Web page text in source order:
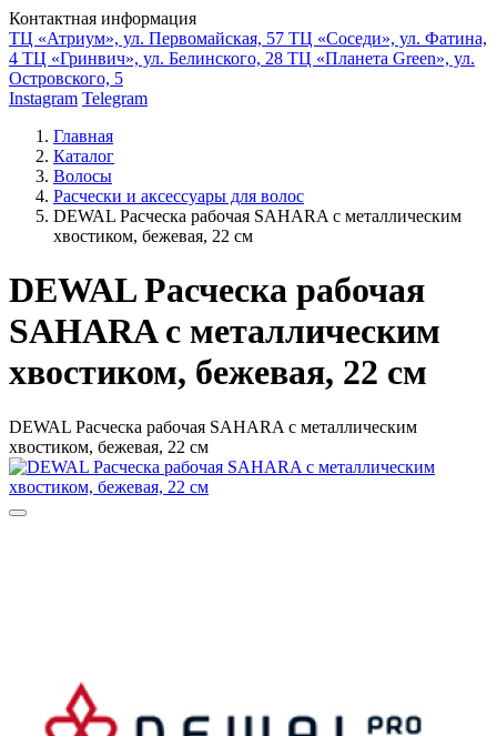
Контактная информация
ТЦ «Атриум», ул. Первомайская, 57 ТЦ «Соседи», ул. Фатина,
4 ТЦ «Гринвич», ул. Белинского, 28 ТЦ «Планета Green», ул.
Островского, 5
Instagram Telegram
Главная
Каталог
Волосы
Расчески и аксессуары для волос
DEWAL Расческа рабочая SAHARA с металлическим
хвостиком, бежевая, 22 см
DEWAL Расческа рабочая
SAHARA с металлическим
хвостиком, бежевая, 22 см
DEWAL Расческа рабочая SAHARA с металлическим
хвостиком, бежевая, 22 см